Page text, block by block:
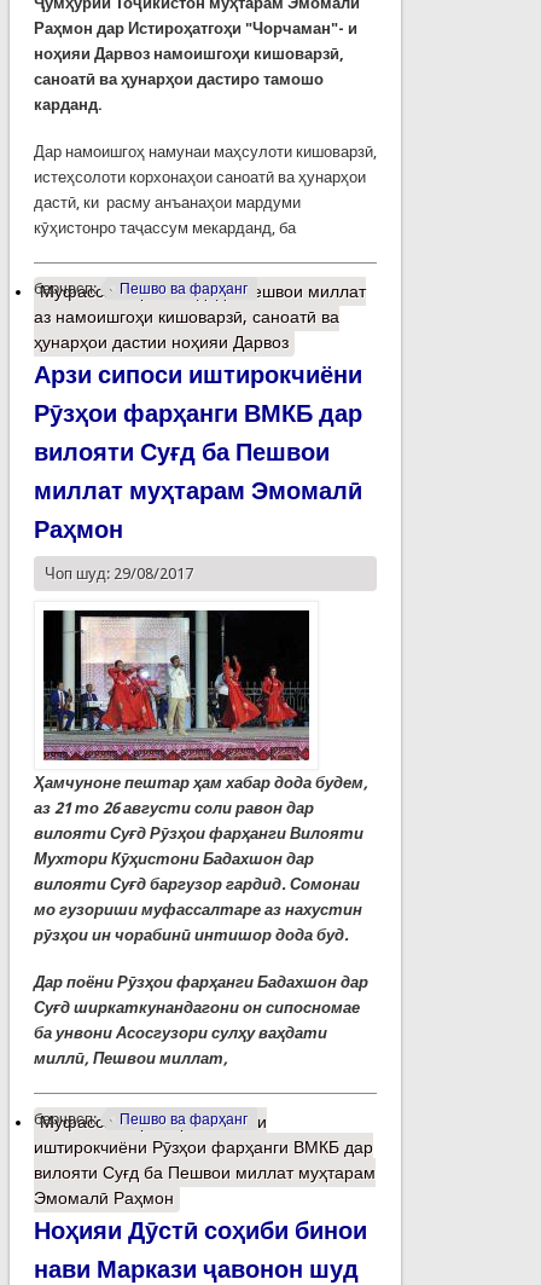
Раҳмон дар Истироҳатгоҳи "Чорчаман"- и
ноҳияи Дарвоз намоишгоҳи кишоварзӣ,
саноатӣ ва ҳунарҳои дастиро тамошо
карданд.
Дар намоишгоҳ намунаи маҳсулоти кишоварзӣ,
истеҳсолоти корхонаҳои саноатӣ ва ҳунарҳои
дастӣ, ки расму анъанаҳои мардуми
кӯҳистонро таҷассум мекарданд, ба
барчасп: Пешво ва фарҳанг
Муфассалтаро Боздиди Пешвои миллат
аз намоишгоҳи кишоварзӣ, саноатӣ ва
ҳунарҳои дастии ноҳияи Дарвоз
Арзи сипоси иштирокчиёни
Рӯзҳои фарҳанги ВМКБ дар
вилояти Суғд ба Пешвои
миллат муҳтарам Эмомалӣ
Раҳмон
Чоп шуд: 29/08/2017
Ҳамчуноне пештар ҳам хабар дода будем,
аз 21 то 26 августи соли равон дар
вилояти Суғд Рӯзҳои фарҳанги Вилояти
Мухтори Кӯҳистони Бадахшон дар
вилояти Суғд баргузор гардид. Сомонаи
мо гузориши муфассалтаре аз нахустин
рӯзҳои ин чорабинӣ интишор дода буд.
Дар поёни Рӯзҳои фарҳанги Бадахшон дар
Суғд ширкаткунандагони он сипосномае
ба унвони Асосгузори сулҳу ваҳдати
миллӣ, Пешвои миллат,
барчасп: Пешво ва фарҳанг
Муфассалтаро Арзи сипоси
иштирокчиёни Рӯзҳои фарҳанги ВМКБ дар
вилояти Суғд ба Пешвои миллат муҳтарам
Эмомалӣ Раҳмон
Ноҳияи Дӯстӣ соҳиби бинои
нави Маркази ҷавонон шуд